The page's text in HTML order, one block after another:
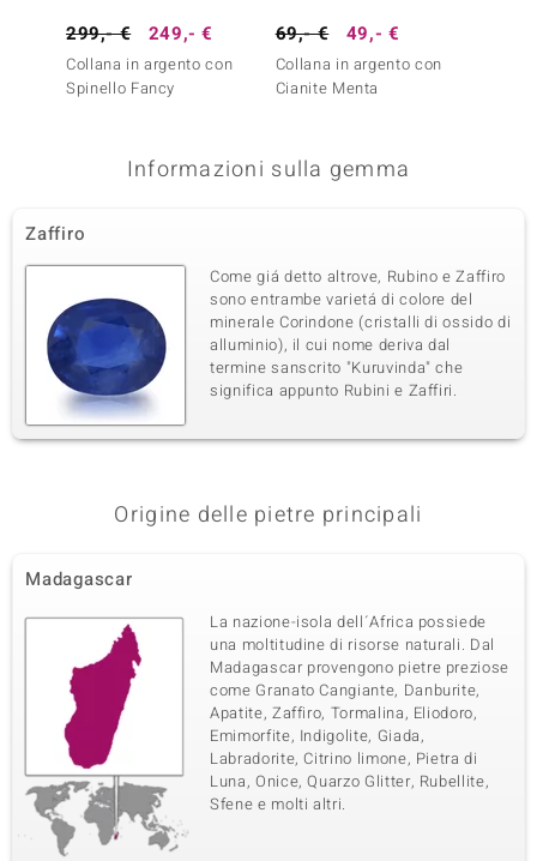
299,- € 249,- €
Collana in argento con
Spinello Fancy
69,- € 49,- €
Collana in argento con
Cianite Menta
Informazioni sulla gemma
Zaffiro
Come giá detto altrove, Rubino e Zaffiro
sono entrambe varietá di colore del
minerale Corindone (cristalli di ossido di
alluminio), il cui nome deriva dal
termine sanscrito "Kuruvinda" che
significa appunto Rubini e Zaffiri.
Origine delle pietre principali
Madagascar
La nazione-isola dell´Africa possiede
una moltitudine di risorse naturali. Dal
Madagascar provengono pietre preziose
come Granato Cangiante, Danburite,
Apatite, Zaffiro, Tormalina, Eliodoro,
Emimorfite, Indigolite, Giada,
Labradorite, Citrino limone, Pietra di
Luna, Onice, Quarzo Glitter, Rubellite,
Sfene e molti altri.